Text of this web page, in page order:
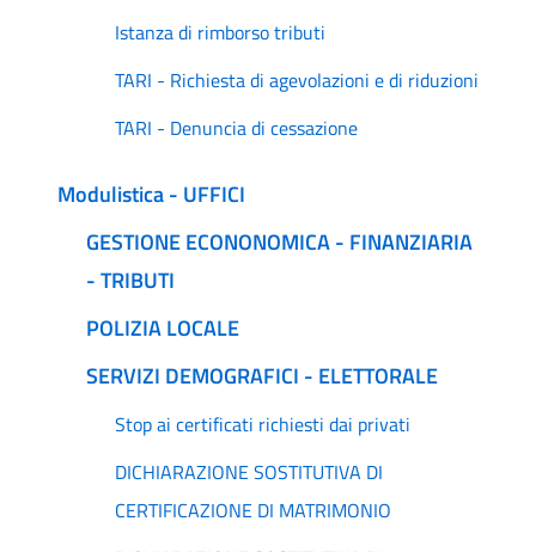
Istanza di rimborso tributi
TARI - Richiesta di agevolazioni e di riduzioni
TARI - Denuncia di cessazione
Modulistica - UFFICI
GESTIONE ECONONOMICA - FINANZIARIA
- TRIBUTI
POLIZIA LOCALE
SERVIZI DEMOGRAFICI - ELETTORALE
Stop ai certificati richiesti dai privati
DICHIARAZIONE SOSTITUTIVA DI
CERTIFICAZIONE DI MATRIMONIO